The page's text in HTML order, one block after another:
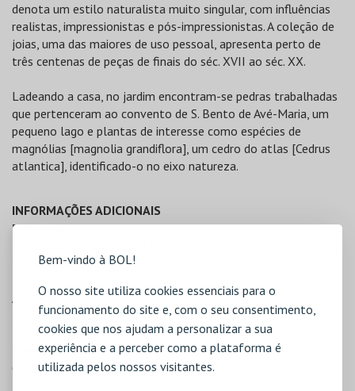
Bem-vindo à BOL!
O nosso site utiliza cookies essenciais para o
funcionamento do site e, com o seu consentimento,
cookies que nos ajudam a personalizar a sua
experiência e a perceber como a plataforma é
utilizada pelos nossos visitantes.
denota um estilo naturalista muito singular, com influências
realistas, impressionistas e pós-impressionistas. A coleção de
joias, uma das maiores de uso pessoal, apresenta perto de
três centenas de peças de finais do séc. XVII ao séc. XX.
Ladeando a casa, no jardim encontram-se pedras trabalhadas
que pertenceram ao convento de S. Bento de Avé-Maria, um
pequeno lago e plantas de interesse como espécies de
magnólias [magnolia grandiflora], um cedro do atlas [Cedrus
atlantica], identificado-o no eixo natureza.
INFORMAÇÕES ADICIONAIS
Endereço
4050-428 Porto
Autocarro
203, 302, 203, 302, 508
Metro
Carolina Michaëlis